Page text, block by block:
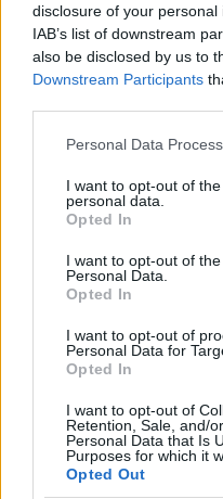
disclosure of your
IAB’s list of downstream
also be disclosed by us to
Downstream Participants
Please note that this
not limited to your visit or
grant or deny consent to
use your data for below
consent section.
Personal Data
I want to opt-out of
personal data.
Opted In
I want to opt-out of
Personal Data.
Opted In
I want to opt-out of
Personal Data for
Opted In
I want to opt-out of
Retention, Sale, and/
Personal Data that Is
Purposes for which it
Opted Out
Aktuális
Paks II.: